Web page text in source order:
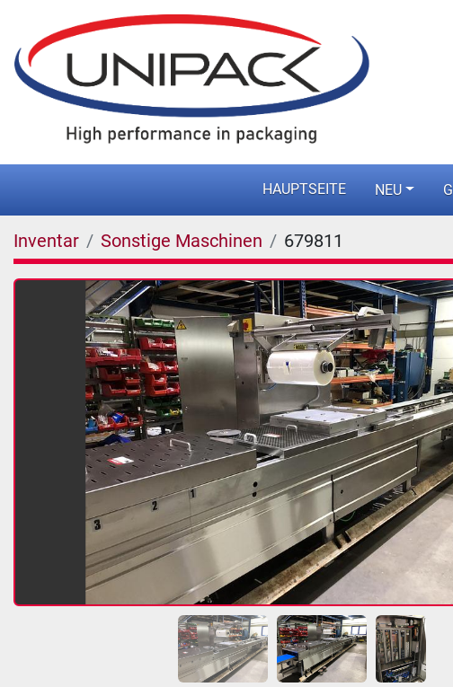
HAUPTSEITE NEU
Inventar Sonstige Maschinen 679811